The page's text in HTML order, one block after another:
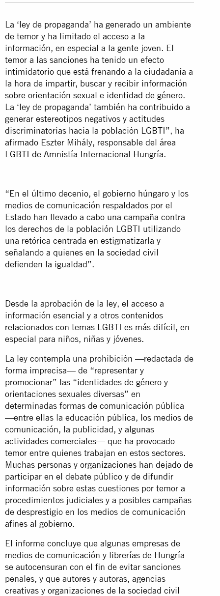
La ‘ley de propaganda’ ha generado un ambiente
de temor y ha limitado el acceso a la
información, en especial a la gente joven. El
temor a las sanciones ha tenido un efecto
intimidatorio que está frenando a la ciudadanía a
la hora de impartir, buscar y recibir información
sobre orientación sexual e identidad de género.
La ‘ley de propaganda’ también ha contribuido a
generar estereotipos negativos y actitudes
discriminatorias hacia la población LGBTI”, ha
afirmado Eszter Mihály, responsable del área
LGBTI de Amnistía Internacional Hungría.
“En el último decenio, el gobierno húngaro y los
medios de comunicación respaldados por el
Estado han llevado a cabo una campaña contra
los derechos de la población LGBTI utilizando
una retórica centrada en estigmatizarla y
señalando a quienes en la sociedad civil
defienden la igualdad”.
Desde la aprobación de la ley, el acceso a
información esencial y a otros contenidos
relacionados con temas LGBTI es más difícil, en
especial para niños, niñas y jóvenes.
La ley contempla una prohibición —redactada de
forma imprecisa— de “representar y
promocionar” las “identidades de género y
orientaciones sexuales diversas” en
determinadas formas de comunicación pública
—entre ellas la educación pública, los medios de
comunicación, la publicidad, y algunas
actividades comerciales— que ha provocado
temor entre quienes trabajan en estos sectores.
Muchas personas y organizaciones han dejado de
participar en el debate público y de difundir
información sobre estas cuestiones por temor a
procedimientos judiciales y a posibles campañas
de desprestigio en los medios de comunicación
afines al gobierno.
El informe concluye que algunas empresas de
medios de comunicación y librerías de Hungría
se autocensuran con el fin de evitar sanciones
penales, y que autores y autoras, agencias
creativas y organizaciones de la sociedad civil